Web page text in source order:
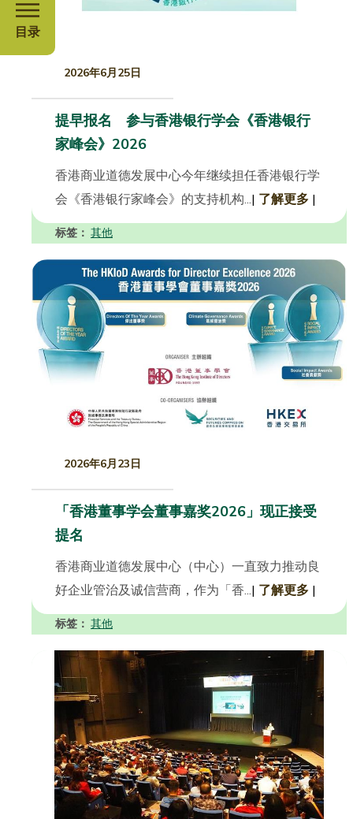
目录
2026年6月25日
提早报名 参与香港银行学会《香港银行
家峰会》2026
香港商业道德发展中心今年继续担任香港银行学
会《香港银行家峰会》的支持机构...| 了解更多 |
标签： 其他
2026年6月23日
「香港董事学会董事嘉奖2026」现正接受
提名
香港商业道德发展中心（中心）一直致力推动良
好企业管治及诚信营商，作为「香...| 了解更多 |
标签： 其他